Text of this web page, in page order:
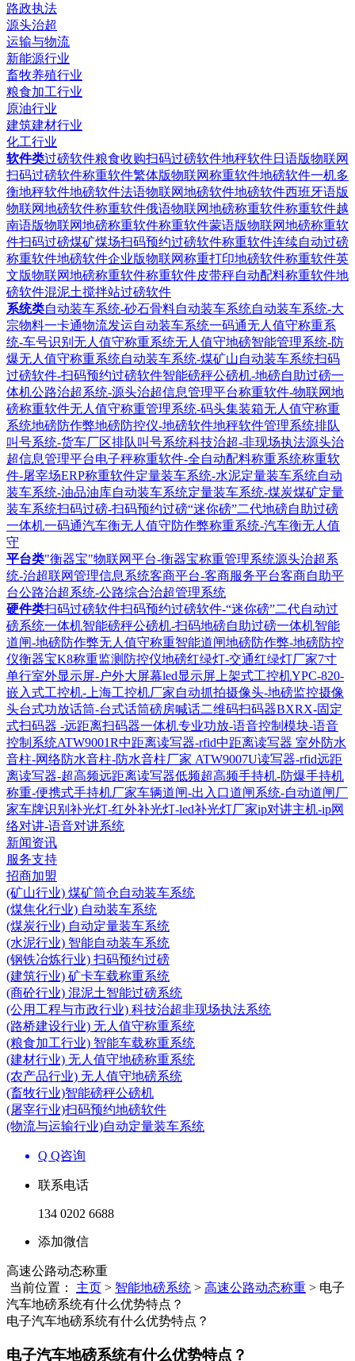
路政执法
源头治超
运输与物流
新能源行业
畜牧养殖行业
粮食加工行业
原油行业
建筑建材行业
化工行业
软件类过磅软件粮食收购扫码过磅软件地秤软件日语版物联网
扫码过磅软件称重软件繁体版物联网称重软件地磅软件一机多
衡地秤软件地磅软件法语物联网地磅软件地磅软件西班牙语版
物联网地磅软件称重软件俄语物联网地磅称重软件称重软件越
南语版物联网地磅称重软件称重软件蒙语版物联网地磅称重软
件扫码过磅煤矿煤场扫码预约过磅软件称重软件连续自动过磅
称重软件地磅软件企业版物联网称重打印地磅软件称重软件英
文版物联网地磅称重软件称重软件皮带秤自动配料称重软件地
磅软件混泥土搅拌站过磅软件
系统类自动装车系统-砂石骨料自动装车系统自动装车系统-大
宗物料一卡通物流发运自动装车系统一码通无人值守称重系
统-车号识别无人值守称重系统无人值守地磅智能管理系统-防
爆无人值守称重系统自动装车系统-煤矿山自动装车系统扫码
过磅软件-扫码预约过磅软件智能磅秤公磅机-地磅自助过磅一
体机公路治超系统-源头治超信息管理平台称重软件-物联网地
磅称重软件无人值守称重管理系统-码头集装箱无人值守称重
系统地磅防作弊地磅防控仪-地磅软件地秤软件管理系统排队
叫号系统-货车厂区排队叫号系统科技治超-非现场执法源头治
超信息管理平台电子秤称重软件-全自动配料称重系统称重软
件-屠宰场ERP称重软件定量装车系统-水泥定量装车系统自动
装车系统-油品油库自动装车系统定量装车系统-煤炭煤矿定量
装车系统扫码过磅-扫码预约过磅“迷你磅”二代地磅自助过磅
一体机一码通汽车衡无人值守防作弊称重系统-汽车衡无人值
守
平台类"衡器宝"物联网平台-衡器宝称重管理系统源头治超系
统-治超联网管理信息系统客商平台-客商服务平台客商自助平
台公路治超系统-公路综合治超管理系统
硬件类扫码过磅软件扫码预约过磅软件-“迷你磅”二代自动过
磅系统一体机智能磅秤公磅机-扫码地磅自助过磅一体机智能
道闸-地磅防作弊无人值守称重智能道闸地磅防作弊-地磅防控
仪衡器宝K8称重监测防控仪地磅红绿灯-交通红绿灯厂家7寸
单行室外显示屏-户外大屏幕led显示屏上架式工控机YPC-820-
嵌入式工控机-上海工控机厂家自动抓拍摄像头-地磅监控摄像
头台式功放话筒-台式话筒磅房喊话二维码扫码器BXRX-固定
式扫码器 -远距离扫码器一体机专业功放-语音控制模块-语音
控制系统ATW9001R中距离读写器-rfid中距离读写器 室外防水
音柱-网络防水音柱-防水音柱厂家 ATW9007U读写器-rfid远距
离读写器-超高频远距离读写器低频超高频手持机-防爆手持机
称重-便携式手持机厂家车辆道闸-出入口道闸系统-自动道闸厂
家车牌识别补光灯-红外补光灯-led补光灯厂家ip对讲主机-ip网
络对讲-语音对讲系统
新闻资讯
服务支持
招商加盟
(矿山行业) 煤矿筒仓自动装车系统
(煤焦化行业) 自动装车系统
(煤炭行业) 自动定量装车系统
(水泥行业) 智能自动装车系统
(钢铁冶炼行业) 扫码预约过磅
(建筑行业) 矿卡车载称重系统
(商砼行业) 混泥土智能过磅系统
(公用工程与市政行业) 科技治超非现场执法系统
(路桥建设行业) 无人值守称重系统
(粮食加工行业) 智能车载称重系统
(建材行业) 无人值守地磅称重系统
(农产品行业) 无人值守地磅系统
(畜牧行业)智能磅秤公磅机
(屠宰行业)扫码预约地磅软件
(物流与运输行业)自动定量装车系统
Q Q咨询
联系电话
134 0202 6688
添加微信
高速公路动态称重
当前位置： 主页 > 智能地磅系统 > 高速公路动态称重 > 电子
汽车地磅系统有什么优势特点？
电子汽车地磅系统有什么优势特点？
电子汽车地磅系统有什么优势特点？